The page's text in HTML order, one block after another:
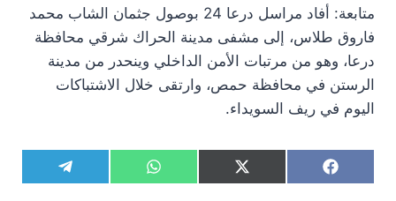
متابعة: أفاد مراسل درعا 24 بوصول جثمان الشاب محمد
فاروق طلاس، إلى مشفى مدينة الحراك شرقي محافظة
درعا، وهو من مرتبات الأمن الداخلي وينحدر من مدينة
الرستن في محافظة حمص، وارتقى خلال الاشتباكات
اليوم في ريف السويداء.
S
h
F
a
S
h
X
(
S
h
W
h
S
h
T
e